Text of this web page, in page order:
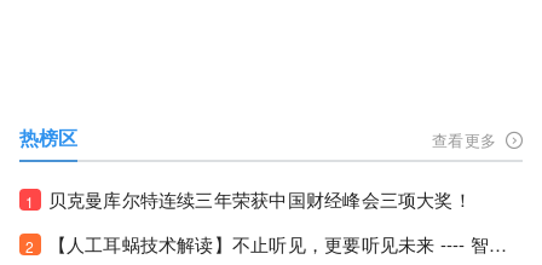
热榜区 查看更多
1 贝克曼库尔特连续三年荣获中国财经峰会三项大奖！
2 【人工耳蜗技术解读】不止听见，更要听见未来 ---- 智能耳蜗，开启人工耳蜗技术新纪元！